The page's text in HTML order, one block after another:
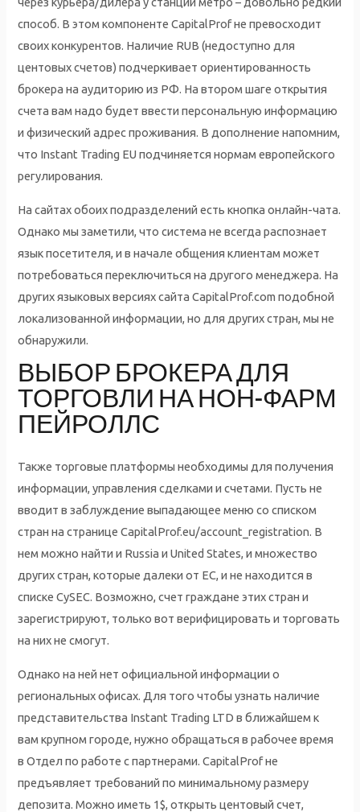
способ. В этом компоненте CapitalProf не превосходит
своих конкурентов. Наличие RUB (недоступно для
центовых счетов) подчеркивает ориентированность
брокера на аудиторию из РФ. На втором шаге открытия
счета вам надо будет ввести персональную информацию
и физический адрес проживания. В дополнение напомним,
что Instant Trading EU подчиняется нормам европейского
регулирования.
На сайтах обоих подразделений есть кнопка онлайн-чата.
Однако мы заметили, что система не всегда распознает
язык посетителя, и в начале общения клиентам может
потребоваться переключиться на другого менеджера. На
других языковых версиях сайта CapitalProf.com подобной
локализованной информации, но для других стран, мы не
обнаружили.
ВЫБОР БРОКЕРА ДЛЯ
ТОРГОВЛИ НА НОН-ФАРМ
ПЕЙРОЛЛС
Также торговые платформы необходимы для получения
информации, управления сделками и счетами. Пусть не
вводит в заблуждение выпадающее меню со списком
стран на странице CapitalProf.eu/account_registration. В
нем можно найти и Russia и United States, и множество
других стран, которые далеки от ЕС, и не находится в
списке CySEC. Возможно, счет граждане этих стран и
зарегистрируют, только вот верифицировать и торговать
на них не смогут.
Однако на ней нет официальной информации о
региональных офисах. Для того чтобы узнать наличие
представительства Instant Trading LTD в ближайшем к
вам крупном городе, нужно обращаться в рабочее время
в Отдел по работе с партнерами. CapitalProf не
предъявляет требований по минимальному размеру
депозита. Можно иметь 1$, открыть центовый счет,